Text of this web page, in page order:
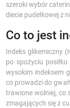
szeroki wybór
diecie pudełkowej z
Co to jest
Indeks glikemiczny
po spożyciu
wysokim indeksem
co prowadzi do
trawione wolniej, co
zmagających się z